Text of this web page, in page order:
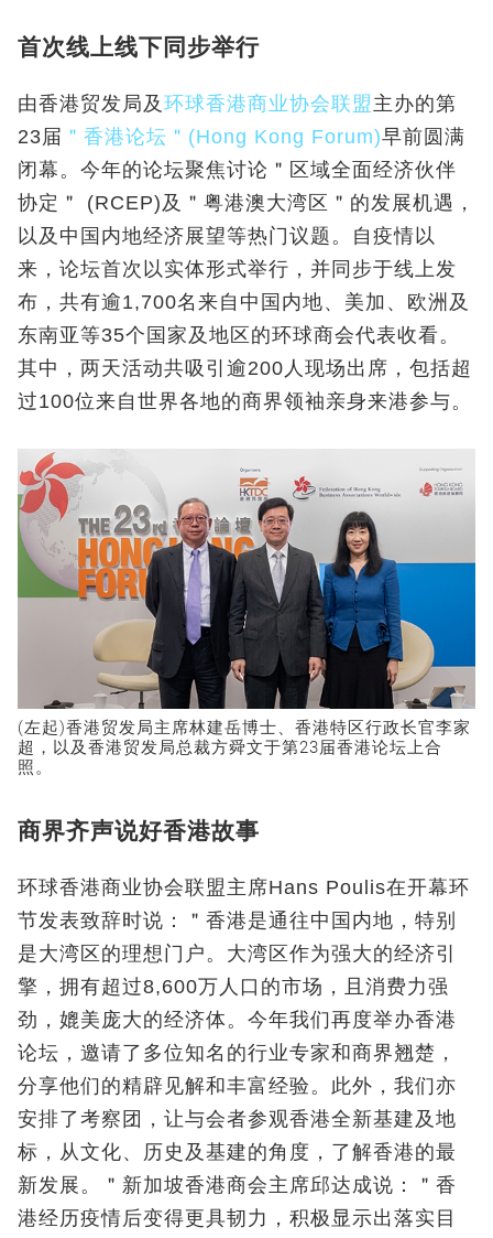
首次线上线下同步举行
由香港贸发局及 环球香港商业协会联盟 主办的第
23届 ＂香港论坛＂(Hong Kong Forum)早前圆满
闭幕。今年的论坛聚焦讨论＂区域全面经济伙伴
协定＂ (RCEP)及＂粤港澳大湾区＂的发展机遇，
以及中国内地经济展望等热门议题。自疫情以
来，论坛首次以实体形式举行，并同步于线上发
布，共有逾1,700名来自中国内地、美加、欧洲及
东南亚等35个国家及地区的环球商会代表收看。
其中，两天活动共吸引逾200人现场出席，包括超
过100位来自世界各地的商界领袖亲身来港参与。
(左起)香港贸发局主席林建岳博士、香港特区行政长官李家
超，以及香港贸发局总裁方舜文于第23届香港论坛上合
照。
商界齐声说好香港故事
环球香港商业协会联盟主席Hans Poulis在开幕环
节发表致辞时说：＂香港是通往中国内地，特别
是大湾区的理想门户。大湾区作为强大的经济引
擎，拥有超过8,600万人口的市场，且消费力强
劲，媲美庞大的经济体。今年我们再度举办香港
论坛，邀请了多位知名的行业专家和商界翘楚，
分享他们的精辟见解和丰富经验。此外，我们亦
安排了考察团，让与会者参观香港全新基建及地
标，从文化、历史及基建的角度，了解香港的最
新发展。＂新加坡香港商会主席邱达成说：＂香
港经历疫情后变得更具韧力，积极显示出落实目